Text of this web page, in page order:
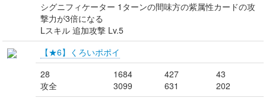
シグニフィケーター 1ターンの間味方の紫属性カードの攻
撃力が3倍になる
Lスキル 追加攻撃 Lv.5
【★6】くろいポポイ
28
攻全
1684
3099
427
631
43
202